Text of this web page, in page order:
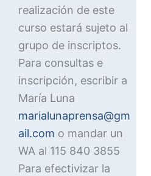
realización de este
curso estará sujeto al
grupo de inscriptos.
Para consultas e
inscripción, escribir a
María Luna
marialunaprensa@gm
ail.com o mandar un
WA al 115 840 3855
Para efectivizar la